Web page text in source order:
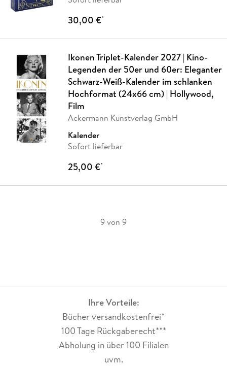
30,00 €*
Ikonen Triplet-Kalender 2027 | Kino-
Legenden der 50er und 60er: Eleganter
Schwarz-Weiß-Kalender im schlanken
Hochformat (24x66 cm) | Hollywood,
Film
Ackermann Kunstverlag GmbH
Kalender
Sofort lieferbar
25,00 €*
9 von 9
Ihre Vorteile:
Bücher versandkostenfrei*
100 Tage Rückgaberecht***
Abholung in über 100 Filialen
uvm.